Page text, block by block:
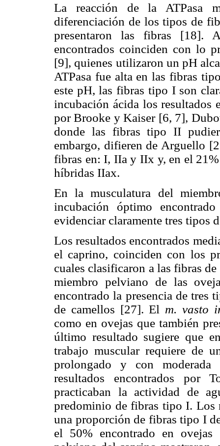
La reacción de la ATPasa
diferenciación de los tipos de
presentaron las fibras [18].
encontrados coinciden con lo
[9], quienes utilizaron un pH
ATPasa fue alta en las fibras
este pH, las fibras tipo I son
incubación ácida los resultados
por Brooke y Kaiser [6, 7],
donde las fibras tipo II
embargo, difieren de Arguello
fibras en: I, IIa y IIx y, en el
híbridas IIax.
En la musculatura del
incubación óptimo
evidenciar claramente tres tipos
Los resultados encontrados
el caprino, coinciden con los
cuales clasificaron a las fibras
miembro pelviano de las
encontrado la presencia de tres
de camellos [27]. El m. vasto
como en ovejas que también
último resultado sugiere que
trabajo muscular requiere de
prolongado y con moderada
resultados encontrados
practicaban la actividad de
predominio de fibras tipo I. Los
una proporción de fibras tipo I
el 50% encontrado en